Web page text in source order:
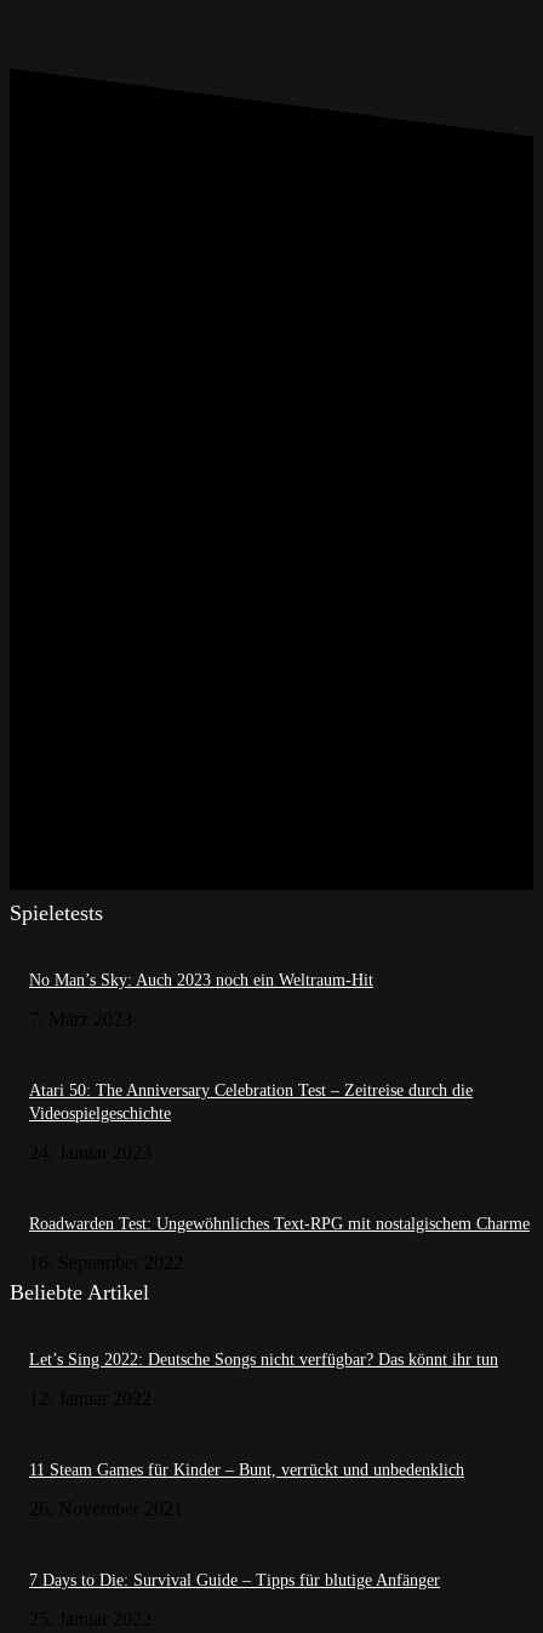
Spieletests
No Man’s Sky: Auch 2023 noch ein Weltraum-Hit
Atari 50: The Anniversary Celebration Test – Zeitreise durch die
Videospielgeschichte
Roadwarden Test: Ungewöhnliches Text-RPG mit nostalgischem Charme
Beliebte Artikel
Let’s Sing 2022: Deutsche Songs nicht verfügbar? Das könnt ihr tun
11 Steam Games für Kinder – Bunt, verrückt und unbedenklich
7 Days to Die: Survival Guide – Tipps für blutige Anfänger